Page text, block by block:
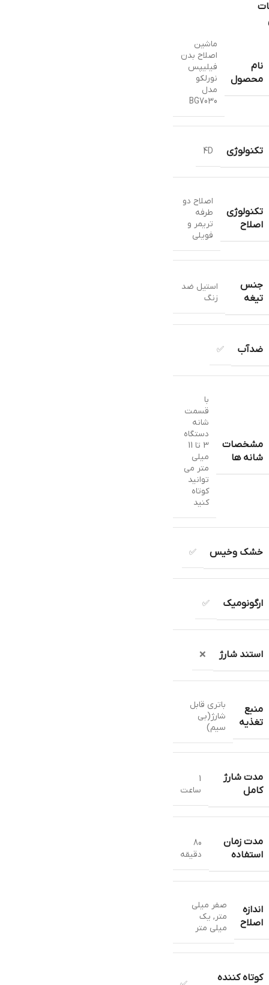
نام
محصول
ماشین
اصلاح بدن
فیلیپس
نورلکو
مدل
BG7030
تکنولوژی 4D
تکنولوژی
اصلاح
اصلاح دو
طرفه
تریمر و
فویلی
جنس
تیغه
استيل ضد
زنگ
ضدآب ✅
مشخصات
شانه ها
با
قسمت
شانه
دستگاه
3 تا 11
میلی
متر می
توانید
کوتاه
کنید
خشک وخیس ✅
ارگونومیک ✅
استند شارژ ❌
منبع
تغذیه
باتری قابل
شارژ(بی
سیم)
مدت شارژ
کامل
1
ساعت
مدت زمان
استفاده
80
دقیقه
اندازه
اصلاح
صفر میلی
متر, یک
میلی متر
کوتاه کننده